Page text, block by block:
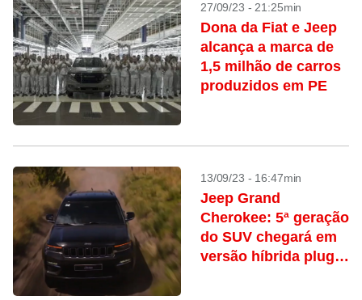
27/09/23 - 21:25min
Dona da Fiat e Jeep
alcança a marca de
1,5 milhão de carros
produzidos em PE
13/09/23 - 16:47min
Jeep Grand
Cherokee: 5ª geração
do SUV chegará em
versão híbrida plug-